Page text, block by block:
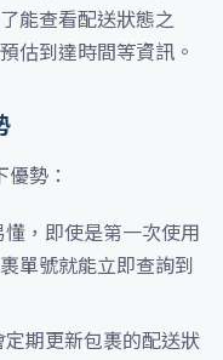
能查看配送狀態之
估到達時間等資訊。
勢：
，即使是第一次使用
單號就能立即查詢到
期更新包裹的配送狀